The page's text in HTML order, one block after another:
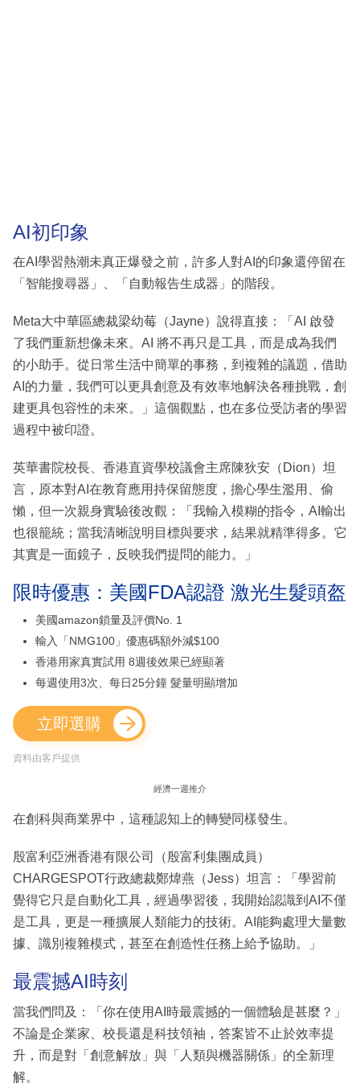
AI初印象
在AI學習熱潮未真正爆發之前，許多人對AI的印象還停留在
「智能搜尋器」、「自動報告生成器」的階段。
Meta大中華區總裁梁幼莓（Jayne）說得直接：「AI 啟發
了我們重新想像未來。AI 將不再只是工具，而是成為我們
的小助手。從日常生活中簡單的事務，到複雜的議題，借助
AI的力量，我們可以更具創意及有效率地解決各種挑戰，創
建更具包容性的未來。」這個觀點，也在多位受訪者的學習
過程中被印證。
英華書院校長、香港直資學校議會主席陳狄安（Dion）坦
言，原本對AI在教育應用持保留態度，擔心學生濫用、偷
懶，但一次親身實驗後改觀：「我輸入模糊的指令，AI輸出
也很籠統；當我清晰說明目標與要求，結果就精準得多。它
其實是一面鏡子，反映我們提問的能力。」
限時優惠：美國FDA認證 激光生髮頭盔
美國amazon鎖量及評價No. 1
輸入「NMG100」優惠碼額外減$100
香港用家真實試用 8週後效果已經顯著
每週使用3次、每日25分鐘 髮量明顯增加
立即選購
資料由客戶提供
經濟一週推介
在創科與商業界中，這種認知上的轉變同樣發生。
殷富利亞洲香港有限公司（殷富利集團成員）
CHARGESPOT行政總裁鄭煒燕（Jess）坦言：「學習前
覺得它只是自動化工具，經過學習後，我開始認識到AI不僅
是工具，更是一種擴展人類能力的技術。AI能夠處理大量數
據、識別複雜模式，甚至在創造性任務上給予協助。」
最震撼AI時刻
當我們問及：「你在使用AI時最震撼的一個體驗是甚麼？」
不論是企業家、校長還是科技領袖，答案皆不止於效率提
升，而是對「創意解放」與「人類與機器關係」的全新理
解。